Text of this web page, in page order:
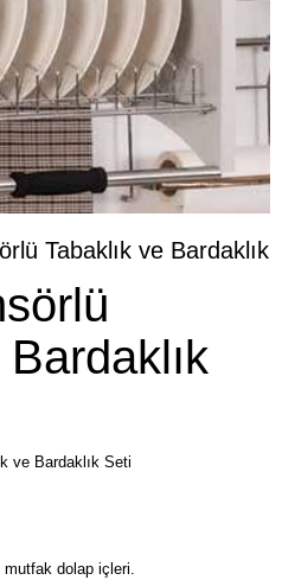
Tabaklık ve Bardaklık
ve Bardaklık Seti
mutfak dolap içleri.